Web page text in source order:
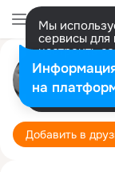
Мы
сервисы для
настроить
Разрешить
Добавить в
на